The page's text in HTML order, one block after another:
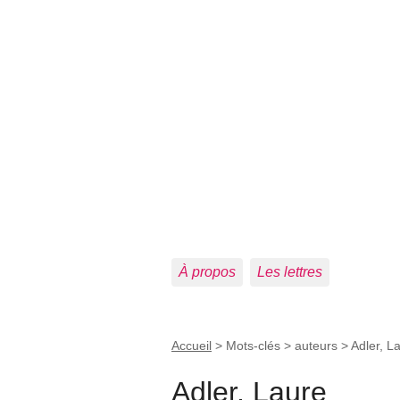
À propos Les lettres
Accueil > Mots-clés > auteurs >Adler,
Adler, Laure